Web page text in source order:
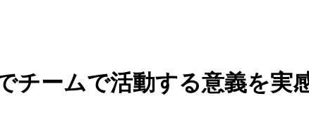
チームで活動する意義を実